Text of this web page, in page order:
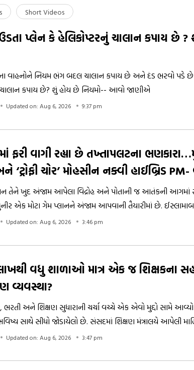
Short Videos
પ્લેન કે હેલિકોપ્ટરનું ચાલાન કપાય છે
વાહનોને નિયમ ભંગ બદલ ચાલાન કપાય છે અને દંડ ભરવો પડે છે
કપાય છે? શું હોય છે નિયમો-- આવો જાણીએ
Updated on: Aug 6, 2026 9:37 pm
ફરી વાગી રહ્યા છે તખ્તાપલટના
‘ટ્રોફી ચોર’ મોહસીન નક્વી હાઈબ્રિડ PM-
તેને ખુદ અંજામ આપેલા વિદ્રોહ અને પોતાની જ આતંકની આગમાં
એક મોટા ગેમ પ્લાનને અંજામ આપવાની તૈયારીમાં છે.
નાકા પર કન્ટેનર ખડા કરી દેવાયા છે અને સમગ્ર દેશમાં ભારે
Updated on: Aug 6, 2026 3:46 pm
વધુ શાળાઓ માત્ર એક જ શિક્ષકના
વ્યવસ્થા?
ભરતી અને શિક્ષણ સુધારાની ચર્ચા વચ્ચે એક એવો મુદ્દો સામે
ભવિષ્ય સાથે સીધો જોડાયેલો છે. સંસદમાં શિક્ષણ મંત્રાલયે આપેલી
એવી છે જ્યાં માત્ર એક જ શિક્ષકના સહારે આખી શાળા ચાલી
ત્યારે સૌથી મોટો સવાલ એ પણ છે કે શું ગુણવત્તાયુક્ત શિક્ષણના
Updated on: Aug 6, 2026 3:47 pm